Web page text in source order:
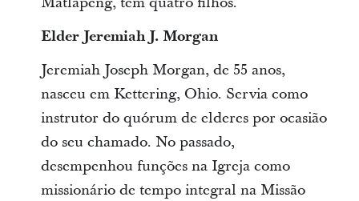
Elder Jeremiah J. Morgan
Jeremiah Joseph Morgan, de 55 anos,
nasceu em Kettering, Ohio. Servia como
instrutor do quórum de elderes por ocasião
do seu chamado. No passado,
desempenhou funções na Igreja como
missionário de tempo integral na Missão